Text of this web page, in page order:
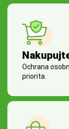
Ochrana
priorita.